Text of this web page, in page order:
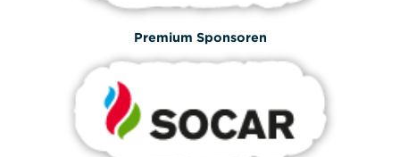
Premium Sponsoren